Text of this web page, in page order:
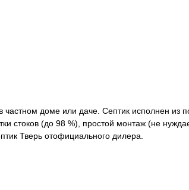
доме или даче. Септик исполнен из
стоков (до 98 %), простой монтаж (не
Тверь отофициального дилера.